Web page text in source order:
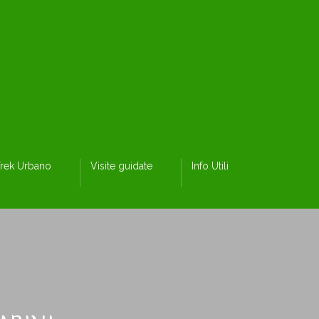
Urbano Visite guidate Info Utili